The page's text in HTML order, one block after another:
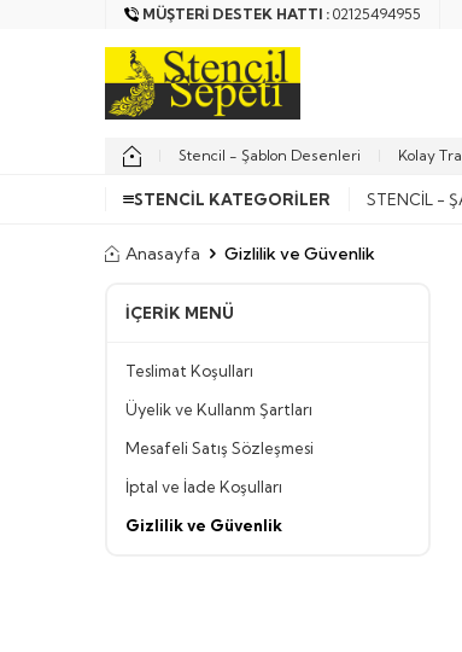
MÜŞTERI DESTEK HATTI : 02125494955
Stencil - Şablon Desenleri Kolay
STENCIL KATEGORILER STENCIL -
Anasayfa Gizlilik ve Güvenlik
İÇERIK MENÜ
Teslimat Koşulları
Üyelik ve Kullanm Şartları
Mesafeli Satış Sözleşmesi
İptal ve İade Koşulları
Gizlilik ve Güvenlik